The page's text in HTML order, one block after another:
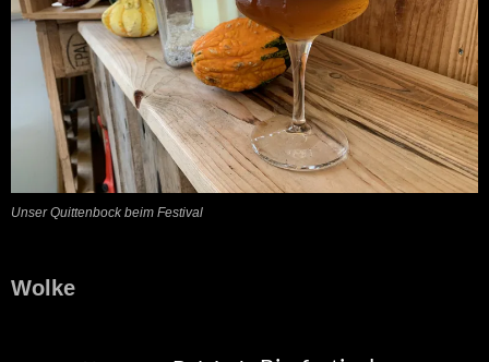
Unser Quittenbock beim Festival
Wolke